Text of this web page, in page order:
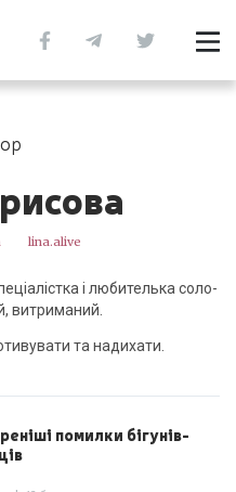
lina.alive
і любителька соло-
витриманий.
та надихати.
помилки бігунів-